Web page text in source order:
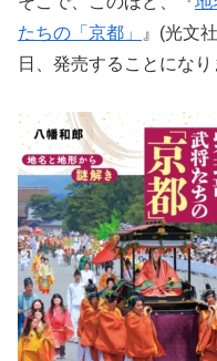
たちの「京都」
』(光文
日、発売することになり